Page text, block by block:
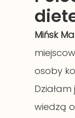
Mińsk
osoby
Działam
wiedzą